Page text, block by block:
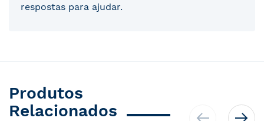
respostas para ajudar.
Produtos
Relacionados